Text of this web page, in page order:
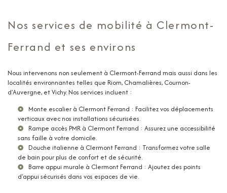
Nos services de mobilité à Clermont-
Ferrand et ses environs
Nous intervenons non seulement à Clermont-Ferrand mais aussi dans les
localités environnantes telles que Riom, Chamalières, Cournon-
d'Auvergne, et Vichy. Nos services incluent :
Monte escalier à Clermont Ferrand : Facilitez vos déplacements
verticaux avec nos installations sécurisées.
Rampe accès PMR à Clermont Ferrand : Assurez une accessibilité
sans faille à votre domicile.
Douche italienne à Clermont Ferrand : Transformez votre salle
de bain pour plus de confort et de sécurité.
Barre appui murale à Clermont Ferrand : Ajoutez des points
d'appui sécurisés dans vos espaces de vie.